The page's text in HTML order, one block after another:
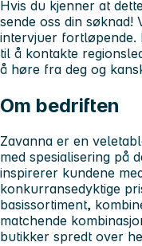
Hvis du kjenner at
sende oss din
intervjuer fortløpende.
til å kontakte
å høre fra deg og
Om bedriften
Zavanna er en
med spesialisering på
inspirerer kundene
konkurransedyktige
basissortiment,
matchende
butikker spredt over